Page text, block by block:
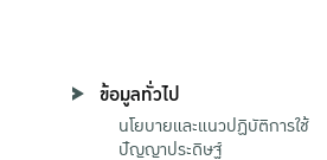
ข้อมูลทั่วไป
นโยบายและแนวปฏิบัติการใช้
ปัญญาประดิษฐ์